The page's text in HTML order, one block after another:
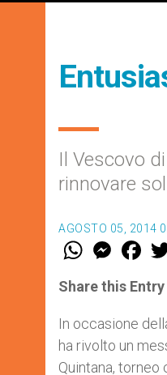
Il Vescovo
rinnovare
AGOSTO 05, 2014
W
t
s
p
p
M
e
s
e
g
e
F
a
e
b
o
k
Share this Entry
In occasione
ha rivolto un
Quintana,